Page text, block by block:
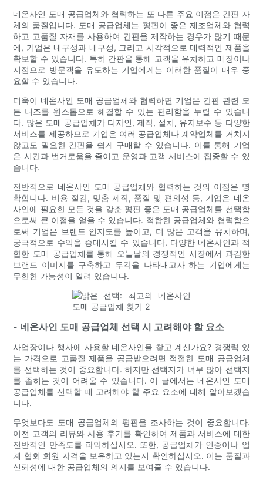
네온사인 도매 공급업체와 협력하는 또 다른 주요 이점은 간판 자
체의 품질입니다. 도매 공급업체는 평판이 좋은 제조업체와 협력
하고 고품질 자재를 사용하여 간판을 제작하는 경우가 많기 때문
에, 기업은 내구성과 내구성, 그리고 시각적으로 매력적인 제품을
확보할 수 있습니다. 특히 간판을 통해 고객을 유치하고 매장이나
지점으로 방문객을 유도하는 기업에게는 이러한 품질이 매우 중
요할 수 있습니다.
더욱이 네온사인 도매 공급업체와 협력하면 기업은 간판 관련 모
든 니즈를 원스톱으로 해결할 수 있는 편리함을 누릴 수 있습니
다. 많은 도매 공급업체가 디자인, 제작, 설치, 유지보수 등 다양한
서비스를 제공하므로 기업은 여러 공급업체나 계약업체를 거치지
않고도 필요한 간판을 쉽게 구매할 수 있습니다. 이를 통해 기업
은 시간과 번거로움을 줄이고 운영과 고객 서비스에 집중할 수 있
습니다.
전반적으로 네온사인 도매 공급업체와 협력하는 것의 이점은 명
확합니다. 비용 절감, 맞춤 제작, 품질 및 편의성 등, 기업은 네온
사인에 필요한 모든 것을 갖춘 평판 좋은 도매 공급업체를 선택함
으로써 큰 ​​이점을 얻을 수 있습니다. 적합한 공급업체와 협력함으
로써 기업은 브랜드 인지도를 높이고, 더 많은 고객을 유치하며,
궁극적으로 수익을 증대시킬 수 있습니다. 다양한 네온사인과 적
합한 도매 공급업체를 통해 오늘날의 경쟁적인 시장에서 과감한
브랜드 이미지를 구축하고 두각을 나타내고자 하는 기업에게는
무한한 가능성이 열려 있습니다.
- 네온사인 도매 공급업체 선택 시 고려해야 할 요소
사업장이나 행사에 사용할 네온사인을 찾고 계신가요? 경쟁력 있
는 가격으로 고품질 제품을 공급받으려면 적절한 도매 공급업체
를 선택하는 것이 중요합니다. 하지만 선택지가 너무 많아 선택지
를 좁히는 것이 어려울 수 있습니다. 이 글에서는 네온사인 도매
공급업체를 선택할 때 고려해야 할 주요 요소에 대해 알아보겠습
니다.
무엇보다도 도매 공급업체의 평판을 조사하는 것이 중요합니다.
이전 고객의 리뷰와 사용 후기를 확인하여 제품과 서비스에 대한
전반적인 만족도를 파악하십시오. 또한, 공급업체가 인증이나 업
계 협회 회원 자격을 보유하고 있는지 확인하십시오. 이는 품질과
신뢰성에 대한 공급업체의 의지를 보여줄 수 있습니다.